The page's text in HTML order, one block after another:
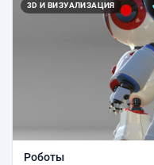
3D И ВИЗУАЛИЗАЦИЯ
Роботы